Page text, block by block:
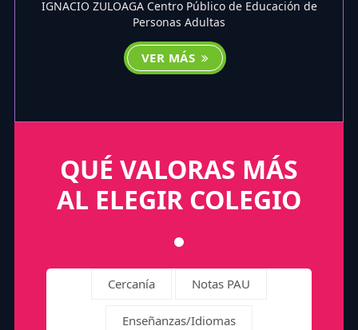
IGNACIO ZULOAGA Centro Público de Educación de
Personas Adultas
VER MÁS
QUÉ VALORAS MÁS
AL ELEGIR COLEGIO
Cercanía Notas PAU
Enseñanzas/Idiomas